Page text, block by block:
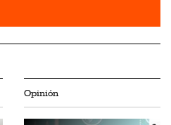
Opinión